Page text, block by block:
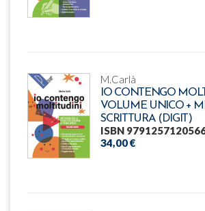
M.Carlà
IO CONTENGO
VOLUME UNICO +
SCRITTURA (DIGIT)
ISBN
34,00 €